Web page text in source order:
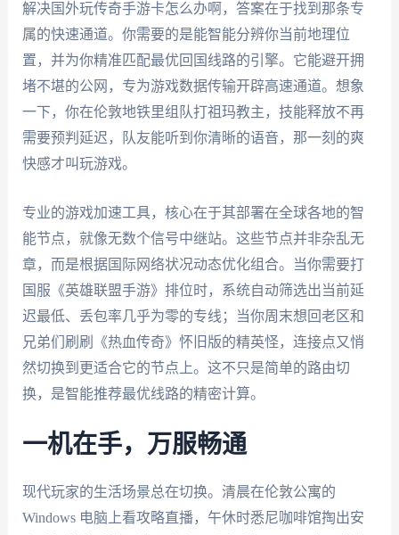
解决国外玩传奇手游卡怎么办啊，答案在于找到那条专
属的快速通道。你需要的是能智能分辨你当前地理位
置，并为你精准匹配最优回国线路的引擎。它能避开拥
堵不堪的公网，专为游戏数据传输开辟高速通道。想象
一下，你在伦敦地铁里组队打祖玛教主，技能释放不再
需要预判延迟，队友能听到你清晰的语音，那一刻的爽
快感才叫玩游戏。
专业的游戏加速工具，核心在于其部署在全球各地的智
能节点，就像无数个信号中继站。这些节点并非杂乱无
章，而是根据国际网络状况动态优化组合。当你需要打
国服《英雄联盟手游》排位时，系统自动筛选出当前延
迟最低、丢包率几乎为零的专线；当你周末想回老区和
兄弟们刷刷《热血传奇》怀旧版的精英怪，连接点又悄
然切换到更适合它的节点上。这不只是简单的路由切
换，是智能推荐最优线路的精密计算。
一机在手，万服畅通
现代玩家的生活场景总在切换。清晨在伦敦公寓的
Windows 电脑上看攻略直播，午休时悉尼咖啡馆掏出安